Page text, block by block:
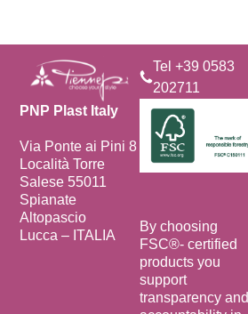
PNP Plast Italy
Via Ponte ai Pini 8
Località Torre
Salese 55011
Spianate
Altopascio
Lucca – ITALIA
By choosing
FSC®️- certified
products you
support
transparency and
Tel +39 0583
202711